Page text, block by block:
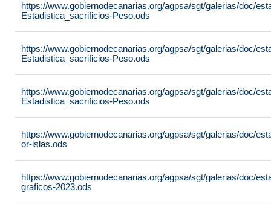
https://www.gobiernodecanarias.org/agpsa/sgt/galerias/doc/
Estadistica_sacrificios-Peso.ods
https://www.gobiernodecanarias.org/agpsa/sgt/galerias/doc/
Estadistica_sacrificios-Peso.ods
https://www.gobiernodecanarias.org/agpsa/sgt/galerias/doc/
Estadistica_sacrificios-Peso.ods
https://www.gobiernodecanarias.org/agpsa/sgt/galerias/doc/
or-islas.ods
https://www.gobiernodecanarias.org/agpsa/sgt/galerias/doc/
graficos-2023.ods